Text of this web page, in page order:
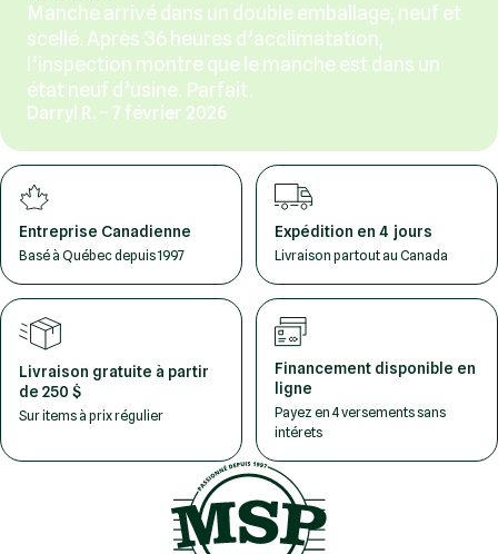
Manche arrivé dans un double emballage, neuf et
scellé. Après 36 heures d’acclimatation,
l’inspection montre que le manche est dans un
état neuf d’usine. Parfait.
Darryl R. – 7 février 2026
Entreprise Canadienne
Basé à Québec depuis 1997
Expédition en 4 jours
Livraison partout au Canada
Livraison gratuite à partir
de 250 $
Sur items à prix régulier
Financement disponible en
ligne
Payez en 4 versements sans
intérets